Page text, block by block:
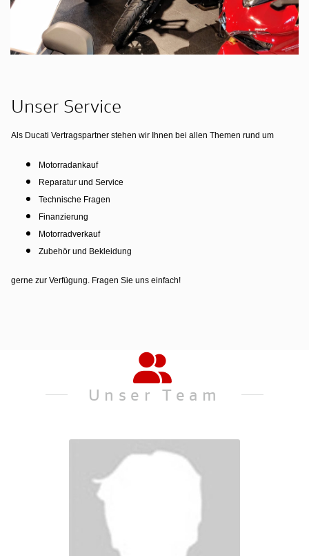
Unser Service
Als Ducati Vertragspartner stehen wir Ihnen bei allen Themen rund um
Motorradankauf
Reparatur und Service
Technische Fragen
Finanzierung
Motorradverkauf
Zubehör und Bekleidung
gerne zur Verfügung. Fragen Sie uns einfach!
Unser Team